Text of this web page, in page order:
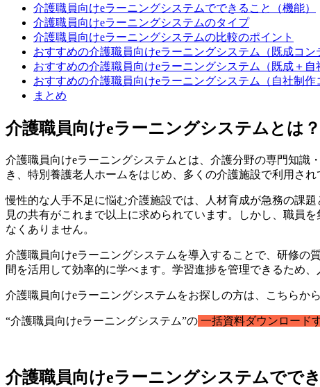
介護職員向けeラーニングシステムでできること（機能）
介護職員向けeラーニングシステムのタイプ
介護職員向けeラーニングシステムの比較のポイント
おすすめの介護職員向けeラーニングシステム（既成コン
おすすめの介護職員向けeラーニングシステム（既成＋自
おすすめの介護職員向けeラーニングシステム（自社制作
まとめ
介護職員向けeラーニングシステムとは？
介護職員向けeラーニングシステムとは、介護分野の専門知識
き、特別養護老人ホームをはじめ、多くの介護施設で利用され
慢性的な人手不足に悩む介護施設では、人材育成が急務の課
見の共有がこれまで以上に求められています。しかし、職員
なくありません。
介護職員向けeラーニングシステムを導入することで、研修
間を活用して効率的に学べます。学習進捗を管理できるため
介護職員向けeラーニングシステムをお探しの方は、こちらか
“介護職員向けeラーニングシステム”の 一括資料ダウンロード
介護職員向けeラーニングシステムでで